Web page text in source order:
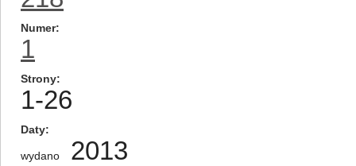
Numer
1
Strony
1-26
Daty
wydano 2013